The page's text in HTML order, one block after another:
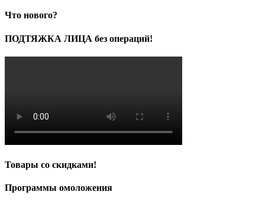
Что нового?
ПОДТЯЖКА ЛИЦА без операций!
Товары со скидками!
Программы омоложения